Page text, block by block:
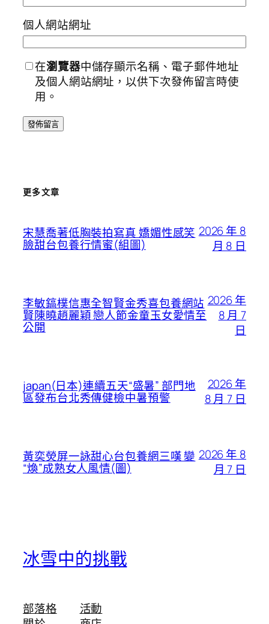
個人網站網址
在瀏覽器中儲存顯示名稱、電子郵件地址
及個人網站網址，以供下次發佈留言時使
用。
更多文章
宋慧喬著低胸裝拍寫真 嬌媚性感笑
臉甜台包養行情蜜(組圖)
2026 年 8
月 8 日
李敏鎬樸信惠全智賢金秀喜包養網站
賢陳曉趙麗穎 戀人節金童玉女愛情至
公開
2026 年
8 月 7
日
japan(日本)連續五天“盛暑” 部門地
區發布台北秀傳健檢中暑預警
2026 年
8 月 7 日
黃奕熒屏一詠甜心台包養網三嘆 變
“煥”成熟女人風情(圖)
2026 年 8
月 7 日
冰雪中的挑戰
部落格
活動